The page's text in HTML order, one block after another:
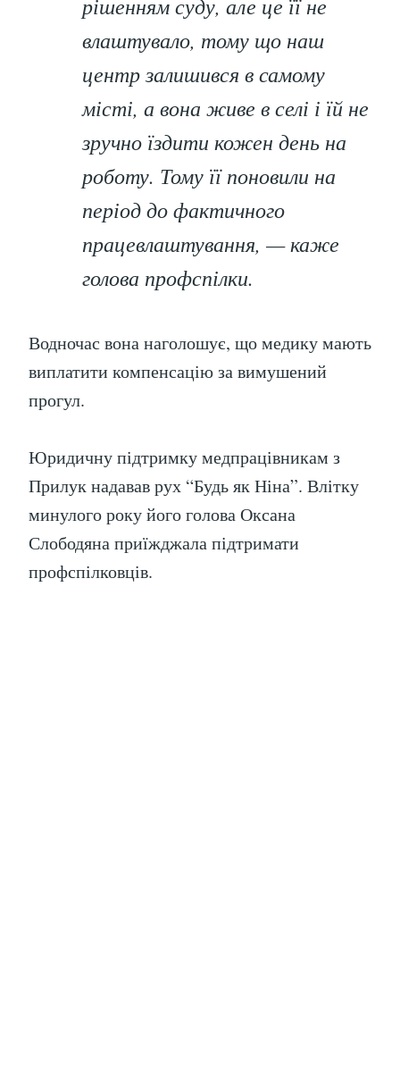
рішенням суду, але це її не
влаштувало, тому що наш
центр залишився в самому
місті, а вона живе в селі і їй не
зручно їздити кожен день на
роботу. Тому її поновили на
період до фактичного
працевлаштування, — каже
голова профспілки.
Водночас вона наголошує, що медику мають
виплатити компенсацію за вимушений
прогул.
Юридичну підтримку медпрацівникам з
Прилук надавав рух “Будь як Ніна”. Влітку
минулого року його голова Оксана
Слободяна приїжджала підтримати
профспілковців.